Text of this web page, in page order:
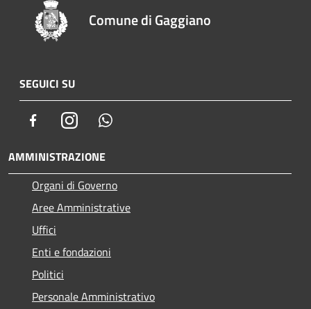
Comune di Gaggiano
SEGUICI SU
FacebookInstagram
AMMINISTRAZIONE
Organi di Governo
Aree Amministrative
Uffici
Enti e fondazioni
Politici
Personale Amministrativo